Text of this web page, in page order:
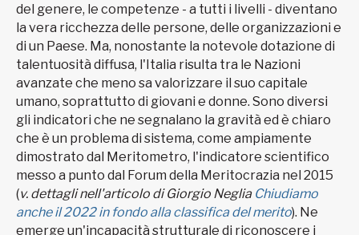
del genere, le competenze - a tutti i livelli - diventano
la vera ricchezza delle persone, delle organizzazioni e
di un Paese. Ma, nonostante la notevole dotazione di
talentuosità diffusa, l'Italia risulta tra le Nazioni
avanzate che meno sa valorizzare il suo capitale
umano, soprattutto di giovani e donne. Sono diversi
gli indicatori che ne segnalano la gravità ed è chiaro
che è un problema di sistema, come ampiamente
dimostrato dal Meritometro, l'indicatore scientifico
messo a punto dal Forum della Meritocrazia nel 2015
(v. dettagli nell'articolo di Giorgio Neglia Chiudiamo
anche il 2022 in fondo alla classifica del merito). Ne
emerge un'incapacità strutturale di riconoscere i